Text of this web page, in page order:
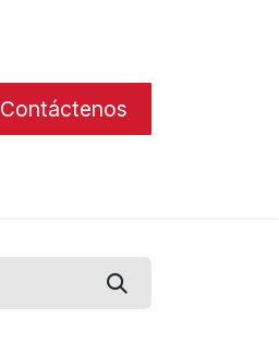
Contáctenos